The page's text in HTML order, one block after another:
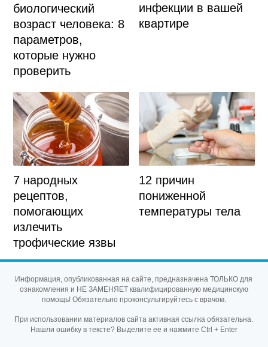
биологический
возраст человека: 8
параметров,
которые нужно
проверить
инфекции в вашей
квартире
7 народных
рецептов,
помогающих
излечить
трофические язвы
12 причин
пониженной
температуры тела
Информация, опубликованная на сайте, предназначена ТОЛЬКО для
ознакомления и НЕ ЗАМЕНЯЕТ квалифицированную медицинскую
помощь! Обязательно проконсультируйтесь с врачом.
При использовании материалов сайта активная ссылка обязательна.
Нашли ошибку в тексте? Выделите ее и нажмите Ctrl + Enter